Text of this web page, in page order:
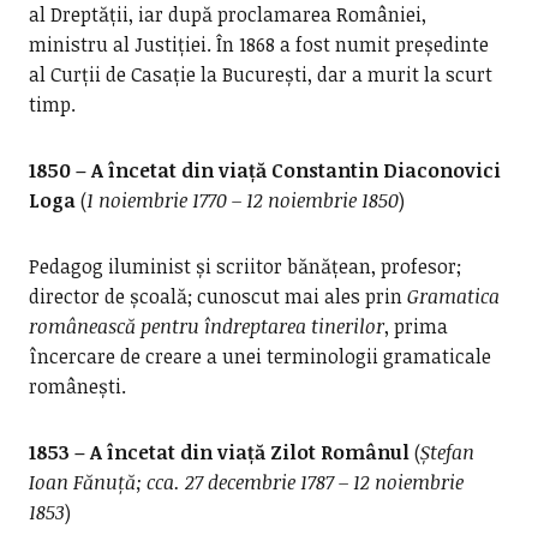
al Dreptății, iar după proclamarea României,
ministru al Justiției. În 1868 a fost numit președinte
al Curții de Casație la București, dar a murit la scurt
timp.
1850 – A încetat din viață Constantin Diaconovici
Loga(1 noiembrie 1770 – 12 noiembrie 1850)
Pedagog iluminist și scriitor bănățean, profesor;
director de școală; cunoscut mai ales prinGramatica
românească pentru îndreptarea tinerilor, prima
încercare de creare a unei terminologii gramaticale
românești.
1853 – A încetat din viață Zilot Românul(Ștefan
Ioan Fănuță; cca. 27 decembrie 1787 – 12 noiembrie
1853)